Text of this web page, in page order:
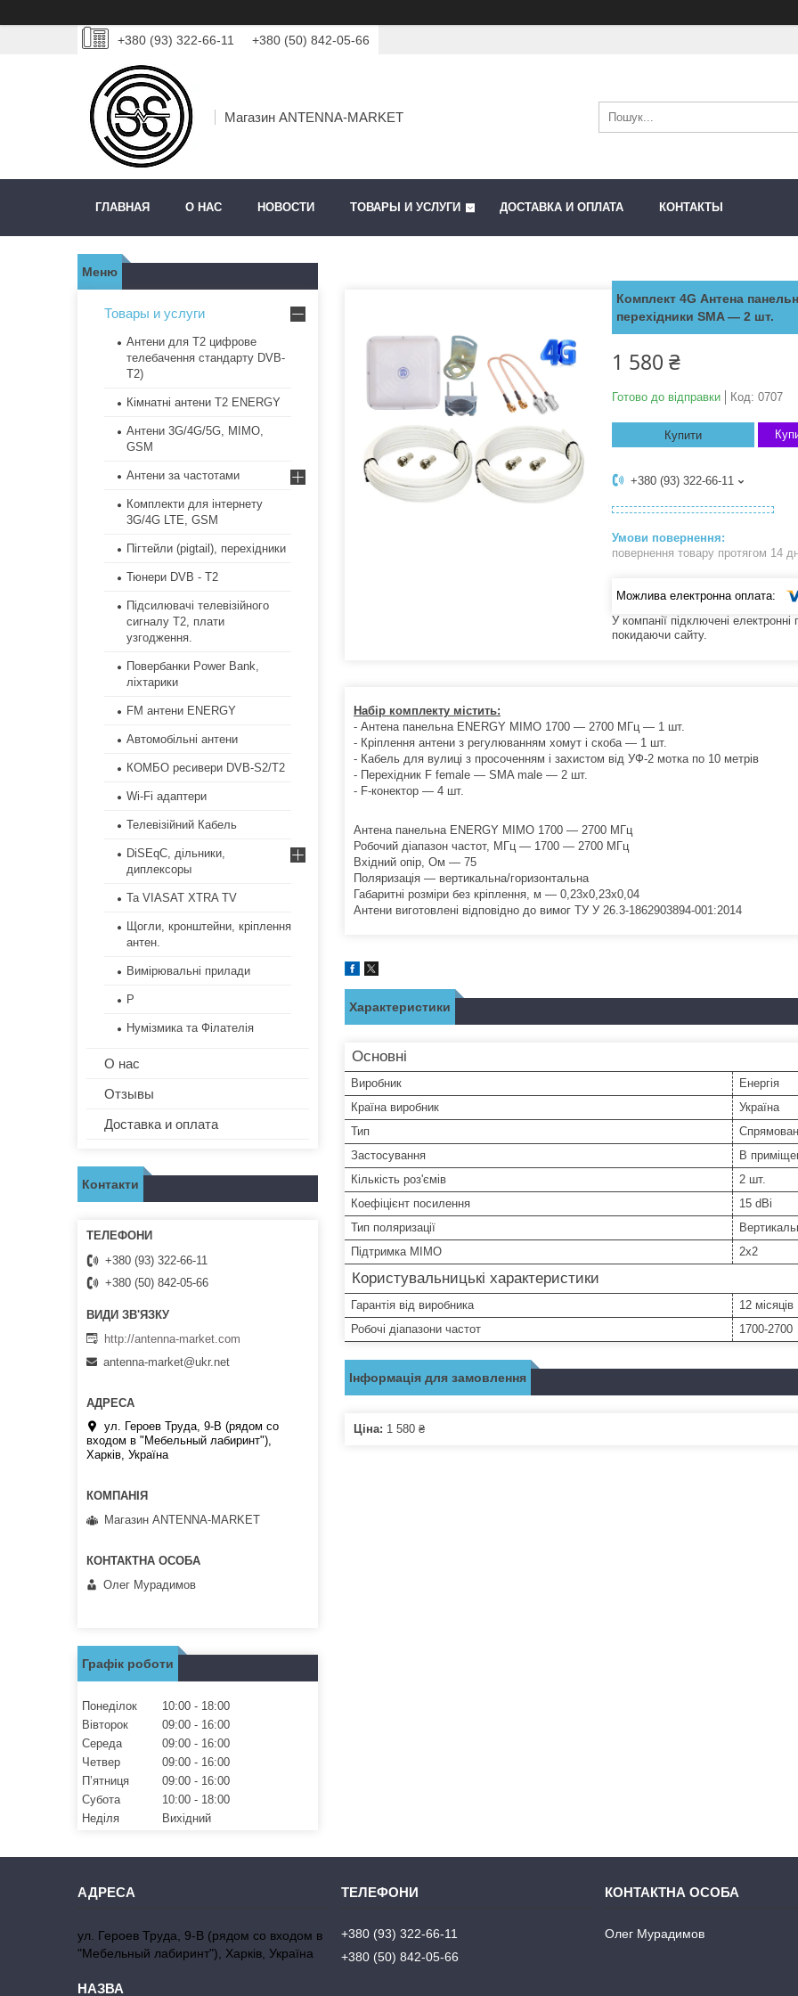
+380 (93) 322-66-11 +380 (50) 842-05-66
Магазин ANTENNA-MARKET
ГЛАВНАЯ О НАС НОВОСТИ ТОВАРЫ И УСЛУГИ ДОСТАВКА И ОПЛАТА КОНТАКТЫ
Комплект 4G Антена
перехiдники SMA — 2 шт.
1 580 ₴
Готово до відправки Код: 0707
Купити
+380 (93) 322-66-11
повернення товару протягом 14
У компанії підключені
покидаючи сайту.
Набір комплекту містить:
- Антена панельна ENERGY MIMO 1700 — 2700 МГц — 1 шт.
- Кріплення антени з регулюванням хомут і скоба — 1 шт.
- Кабель для вулиці з просоченням і захистом від УФ-2 мотка по 10 метрів
- Перехідник F female — SMA male — 2 шт.
- F-конектор — 4 шт.
Антена панельна ENERGY MIMO 1700 — 2700 МГц
Робочий діапазон частот, МГц — 1700 — 2700 МГц
Вхідний опір, Ом — 75
Поляризація — вертикальна/горизонтальна
Габаритні розміри без кріплення, м — 0,23х0,23х0,04
Антени виготовлені відповідно до вимог ТУ У 26.3-1862903894-001:2014
Характеристики
Основні
Виробник
Енергія
Країна виробник
Україна
Тип
Застосування
В
Кількість роз'ємів
2 шт.
Коефіцієнт посилення
15 dBi
Тип поляризації
Підтримка MIMO
2x2
Користувальницькі характеристики
Гарантія від виробника
12 місяців
Робочі діапазони частот
1700-2700
Інформація для замовлення
Ціна: 1 580 ₴
Товары и услуги
Антени для Т2 цифрове
телебачення стандарту DVB-
T2)
Кімнатні антени Т2 ENERGY
Антени 3G/4G/5G, MIMO,
GSM
Антени за частотами
Комплекти для інтернету
3G/4G LTE, GSM
Пігтейли (pigtail), перехідники
Тюнери DVB - T2
Підсилювачі телевізійного
сигналу Т2, плати
узгодження.
Повербанки Power Bank,
ліхтарики
FM антени ENERGY
Автомобільні антени
КОМБО ресивери DVB-S2/Т2
Wi-Fi адаптери
Телевізійний Кабель
DiSEqC, дільники,
диплексоры
Та VIASAT XTRA TV
Щогли, кронштейни, кріплення
антен.
Вимірювальні прилади
Р
Нумізмика та Філателія
О нас
Отзывы
Доставка и оплата
Контакти
+380 (93) 322-66-11
+380 (50) 842-05-66
http://antenna-market.com
antenna-market@ukr.net
ул. Героев Труда, 9-В (рядом со
входом в "Мебельный лабиринт"),
Харків, Україна
Магазин ANTENNA-MARKET
Олег Мурадимов
Графік роботи
Понеділок 10:00
18:00
Вівторок
09:00
16:00
Середа
09:00
16:00
Четвер
09:00
16:00
Пʼятниця
09:00
16:00
Субота
10:00
18:00
Неділя
Вихідний
ул. Героев Труда, 9-В (рядом со входом в
"Мебельный лабиринт"), Харків, Україна
+380 (93) 322-66-11
+380 (50) 842-05-66
Олег Мурадимов